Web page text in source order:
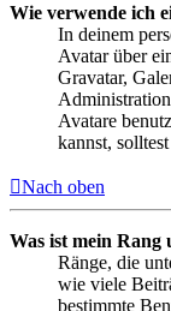
Wie verwende ich
In deinem
Avatar über
Gravatar,
Avatare
kannst,
Nach oben
Was ist mein
Ränge, die
wie viele
bestimmte